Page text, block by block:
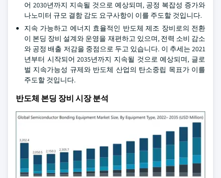
어 2030년까지 지속될 것으로 예상되며, 공정 복잡성 증가와
나노미터 규모 결함 감도 요구사항이 이를 주도할 것입니다.
지속 가능하고 에너지 효율적인 반도체 제조 장비로의 전환
이 본딩 장비 설계와 운영을 재편하고 있으며, 전력 소비 감소
와 공정 배출 저감을 중점으로 두고 있습니다. 이 추세는 2021
년부터 시작되어 2035년까지 지속될 것으로 예상되며, 글로
벌 지속가능성 규제와 반도체 산업의 탄소중립 목표가 이를
주도할 것입니다.
반도체 본딩 장비 시장 분석